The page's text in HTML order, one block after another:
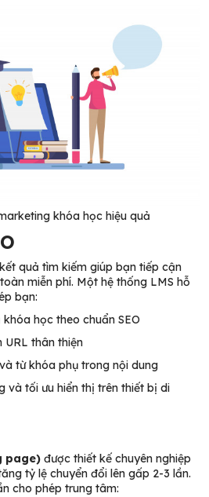
khóa học hiệu quả
quả tìm kiếm giúp bạn tiếp cận
miễn phí. Một hệ thống LMS hỗ
bạn:
học theo chuẩn SEO
URL thân thiện
từ khóa phụ trong nội dung
và tối ưu hiển thị trên thiết bị di
page) được thiết kế chuyên nghiệp
tỷ lệ chuyển đổi lên gấp 2-3 lần.
cho phép trung tâm: